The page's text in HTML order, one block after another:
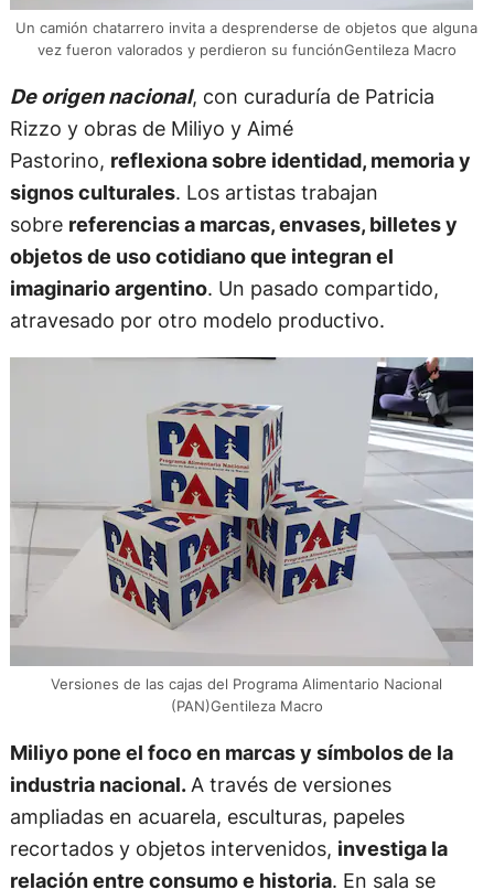
Un camión chatarrero invita a desprenderse de objetos que alguna
vez fueron valorados y perdieron su funciónGentileza Macro
De origen nacional, con curaduría de Patricia
Rizzo y obras de Miliyo y Aimé
Pastorino, reflexiona sobre identidad, memoria y
signos culturales. Los artistas trabajan
sobre referencias a marcas, envases, billetes y
objetos de uso cotidiano que integran el
imaginario argentino. Un pasado compartido,
atravesado por otro modelo productivo.
Versiones de las cajas del Programa Alimentario Nacional
(PAN)Gentileza Macro
Miliyo pone el foco en marcas y símbolos de la
industria nacional. A través de versiones
ampliadas en acuarela, esculturas, papeles
recortados y objetos intervenidos, investiga la
relación entre consumo e historia. En sala se